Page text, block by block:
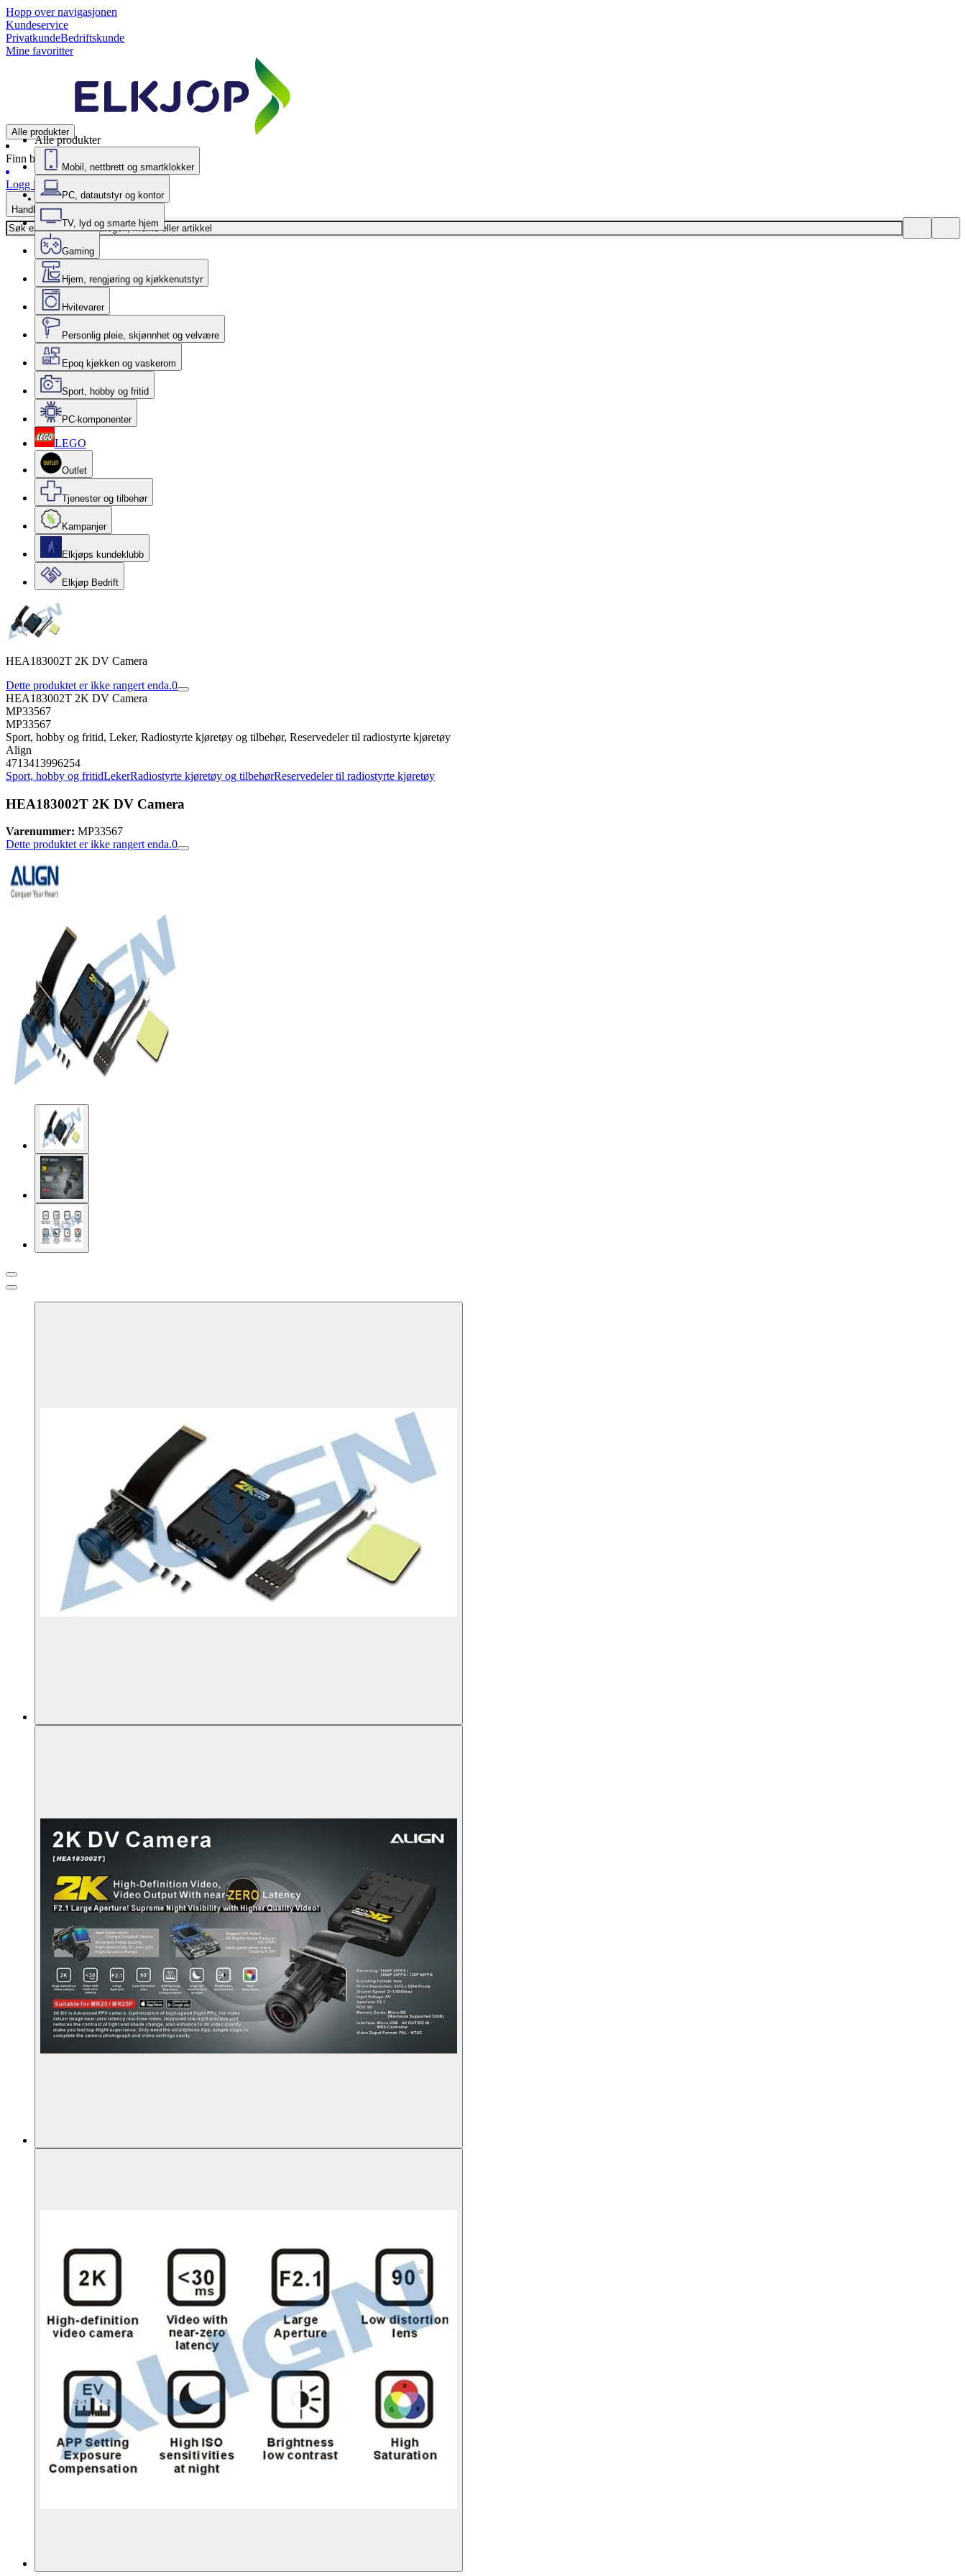
Hopp over navigasjonen
Kundeservice
PrivatkundeBedriftskunde
Mine favoritter
Alle produkter
Finn butikk
Logg inn
Handlekurv
Alle produkter
Mobil, nettbrett og smartklokker
PC, datautstyr og kontor
TV, lyd og smarte hjem
Gaming
Hjem, rengjøring og kjøkkenutstyr
Hvitevarer
Personlig pleie, skjønnhet og velvære
Epoq kjøkken og vaskerom
Sport, hobby og fritid
PC-komponenter
LEGO
Outlet
Tjenester og tilbehør
Kampanjer
Elkjøps kundeklubb
Elkjøp Bedrift
HEA183002T 2K DV Camera
Dette produktet er ikke rangert enda.0
HEA183002T 2K DV Camera
MP33567
MP33567
Sport, hobby og fritid, Leker, Radiostyrte kjøretøy og tilbehør, Reservedeler til radiostyrte kjøretøy
Align
4713413996254
Sport, hobby og fritidLekerRadiostyrte kjøretøy og tilbehørReservedeler til radiostyrte kjøretøy
HEA183002T 2K DV Camera
Varenummer: MP33567
Dette produktet er ikke rangert enda.0